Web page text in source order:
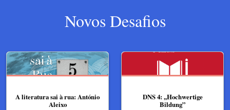
Novos Desafios
A literatura sai à rua: António
Aleixo
DNS 4: ,,Hochwertige
Bildung”